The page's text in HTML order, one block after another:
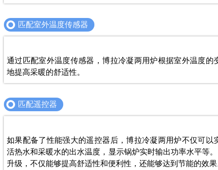
匹配室外温度传感器
通过匹配室外温度传感器，博拉冷凝两用炉根据室外温度
地提高采暖的舒适性。
匹配遥控器
如果配备了性能强大的遥控器后，博拉冷凝两用炉不仅可
活热水和采暖水的出水温度，显示锅炉实时输出功率水平等
升级，不仅能够提高舒适性和便利性，还能够达到节能的效